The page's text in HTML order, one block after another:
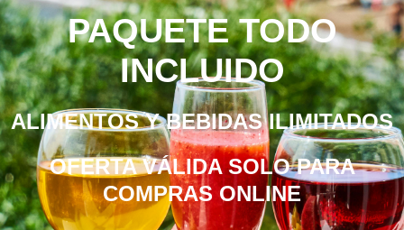
PAQUETE TODO
INCLUIDO
ALIMENTOS Y BEBIDAS ILIMITADOS
OFERTA VÁLIDA SOLO PARA
COMPRAS ONLINE